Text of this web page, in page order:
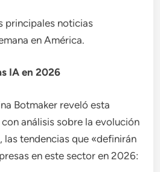
principales noticias
en América.
IA en 2026
Botmaker reveló esta
análisis sobre la evolución
las tendencias que «definirán
en este sector en 2026: